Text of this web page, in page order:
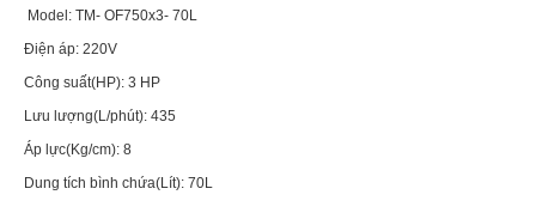
Model: TM- OF750x3- 70L
Điện áp: 220V
Công suất(HP): 3 HP
Lưu lượng(L/phút): 435
Áp lực(Kg/cm): 8
Dung tích bình chứa(Lít): 70L